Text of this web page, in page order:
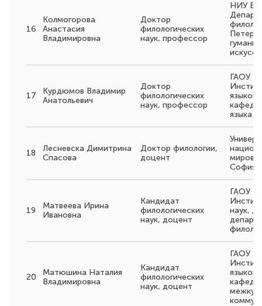
16
Колмогорова
Анастасия
Владимировна
Доктор
филологических
наук, профессор
НИУ
17
Курдюмов Владимир
Анатольевич
Доктор
филологических
наук, профессор
ГАОУ
языка
18
Лесневска Димитрина
Спасова
Доктор филологии,
доцент
София,
19
Матвеева Ирина
Ивановна
Кандидат
филологических
наук, доцент
ГАОУ
наук,
20
Матюшина Наталия
Владимировна
Кандидат
филологических
наук, доцент
ГАОУ